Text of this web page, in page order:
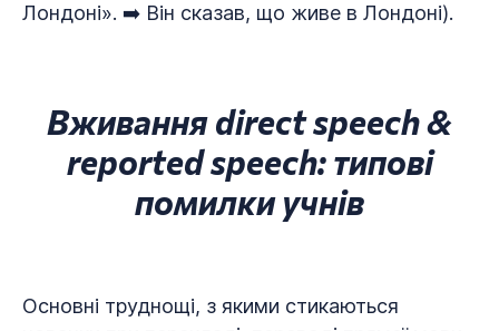
Лондоні». ➡️ Він сказав, що живе в Лондоні).
Вживання direct speech &
reported speech: типові
помилки учнів
Основні труднощі, з якими стикаються